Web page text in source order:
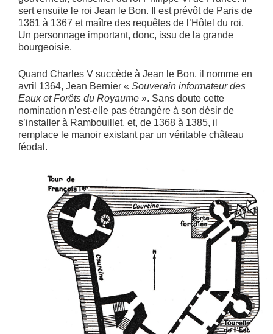
sert ensuite le roi Jean le Bon. Il est prévôt de Paris de
1361 à 1367 et maître des requêtes de l’Hôtel du roi.
Un personnage important, donc, issu de la grande
bourgeoisie.
Quand Charles V succède à Jean le Bon, il nomme en
avril 1364, Jean Bernier « Souverain informateur des
Eaux et Forêts du Royaume ». Sans doute cette
nomination n’est-elle pas étrangère à son désir de
s’installer à Rambouillet, et, de 1368 à 1385, il
remplace le manoir existant par un véritable château
féodal.